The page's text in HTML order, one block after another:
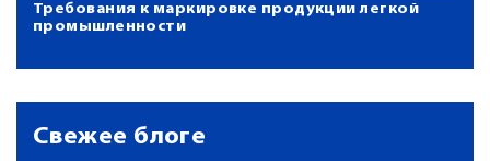
Требования к маркировке продукции легкой
промышленности
Свежее блоге